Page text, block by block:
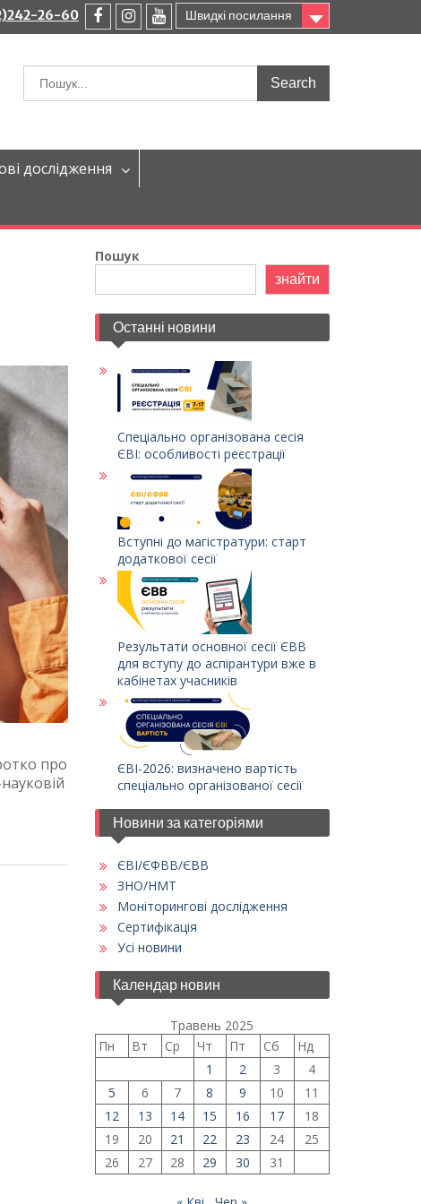
26-60
Швидкі посилання
facebookinstagram
youtube
дослідження
про
Пошук
знайти
Останні новини
Спеціально організована сесія
ЄВІ: особливості реєстрації
Вступні до магістратури: старт
додаткової сесії
Результати основної сесії ЄВВ
для вступу до аспірантури вже в
кабінетах учасників
ЄВІ-2026: визначено вартість
спеціально організованої сесії
Новини за категоріями
ЄВІ/ЄФВВ/ЄВВ
ЗНО/НМТ
Моніторингові дослідження
Сертифікація
Усі новини
Календар новин
Травень 2025
Пн
Вт Ср Чт Пт Сб
Нд
1
2 3
4
5
6 7 8 9 10
11
12
13 14 15 16 17
18
19
20 21 22 23 24
25
26
27 28 29 30 31